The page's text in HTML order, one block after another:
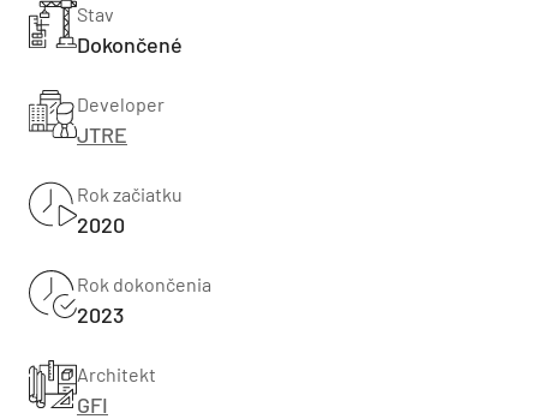
Stav
Dokončené
Developer
JTRE
Rok začiatku
2020
Rok dokončenia
2023
Architekt
GFI